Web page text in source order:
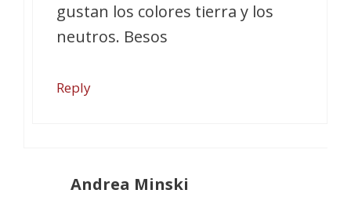
gustan los colores tierra y los
neutros. Besos
Reply
Andrea Minski